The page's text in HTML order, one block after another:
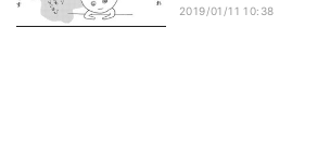
2019/01/11 10:38